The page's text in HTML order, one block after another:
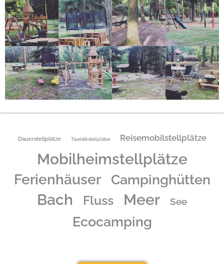
Dauerstellplätze Touristikstellplätze Reisemobilstellplätze
Mobilheimstellplätze
Ferienhäuser Campinghütten
Bach Fluss Meer See
Ecocamping